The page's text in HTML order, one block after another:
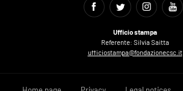
Ufficio stampa
Referente: Silvia Saitta
ufficiostampa@fondazionecsc.it